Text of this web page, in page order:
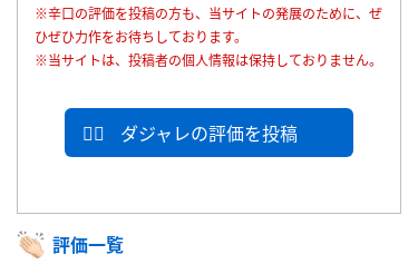
※辛口の評価を投稿の方も、当サイトの発展のために、ぜ
ひぜひ力作をお待ちしております。
※当サイトは、投稿者の個人情報は保持しておりません。
ダジャレの評価を投稿
評価一覧